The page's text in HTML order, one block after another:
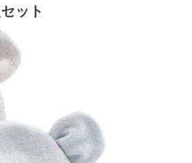
ット